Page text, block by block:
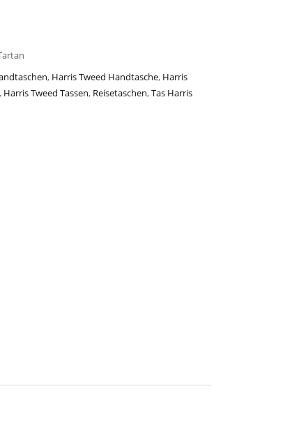
, Harris Tweed Handtasche, Harris
, Harris Tweed Tassen, Reisetaschen,Tas Harris